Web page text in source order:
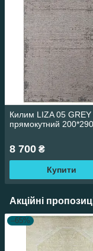
Килим LIZA 05 GREY
прямокутний
8 700 ₴
Купити
Акційні
–65%